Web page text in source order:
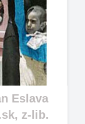
Eslava
z-lib.